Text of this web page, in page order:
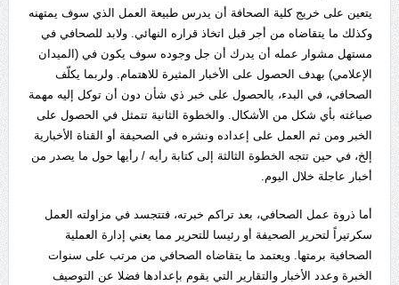
يتعين على خريج كلية الصحافة أن يدرس طبيعة العمل الذي سوف يمتهنه
وكذلك ما يتقاضاه من أجر قبل اتخاذ قراره النهائي. ولابد للصحافي في
مستهل مشوار عمله أن يدرك أن جل وجوده سوف يكون في (الميدان
الإعلامي) بهدف الحصول على الأخبار المثيرة للاهتمام. ولربما يكلّف
الصحافي، في البدء، بالحصول على خبر ذي شأن دون أن توكل إليه مهمة
صياغته بأي شكل من الأشكال. والخطوة الثانية تتمثل في الحصول على
الخبر ومن ثم العمل على إعداده ونشره في الصحيفة أو القناة الأخبارية
إلخ، في حين تتجه الخطوة الثالثة إلى كتابة رأيه / رأيها حول ما يصدر من
أخبار عاجلة خلال اليوم.
أما ذروة عمل الصحافي، بعد تراكم خبرته، فتتجسد في مزاولته العمل
سكرتيراً لتحرير الصحيفة أو رئيسا للتحرير مما يعني إدارة العملية
الصحافية برمتها. ويعتمد ما يتقاضاه الصحافي من مرتب على سنوات
الخبرة وعدد الأخبار والتقارير التي يقوم بإعدادها فضلا عن التوصيف